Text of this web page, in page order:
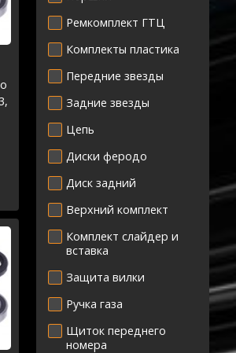
Ремкомплект ГТЦ
Комплекты пластика
Передние звезды
Задние звезды
Цепь
Диски феродо
Диск задний
Верхний комплект
Комплект слайдер и
вставка
Защита вилки
Ручка газа
Щиток переднего
номера